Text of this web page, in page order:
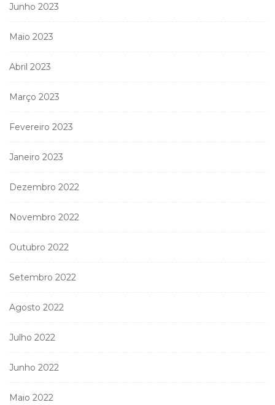
Junho 2023
Maio 2023
Abril 2023
Março 2023
Fevereiro 2023
Janeiro 2023
Dezembro 2022
Novembro 2022
Outubro 2022
Setembro 2022
Agosto 2022
Julho 2022
Junho 2022
Maio 2022